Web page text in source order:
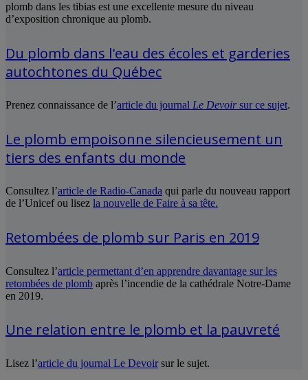
plomb dans les tibias est une excellente mesure du niveau
d’exposition chronique au plomb.
Du plomb dans l'eau des écoles et garderies
autochtones du Québec
Prenez connaissance de l’article du journal Le Devoir sur ce sujet.
Le plomb empoisonne silencieusement un
tiers des enfants du monde
Consultez l’article de Radio-Canada qui parle du nouveau rapport
de l’Unicef ou lisez la nouvelle de Faire à sa tête.
Retombées de plomb sur Paris en 2019
Consultez l’article permettant d’en apprendre davantage sur les
retombées de plomb après l’incendie de la cathédrale Notre-Dame
en 2019.
Une relation entre le plomb et la pauvreté
Lisez l’article du journal Le Devoir sur le sujet.